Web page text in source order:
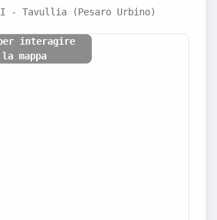
- Tavullia (Pesaro Urbino)
per interagire
mappa